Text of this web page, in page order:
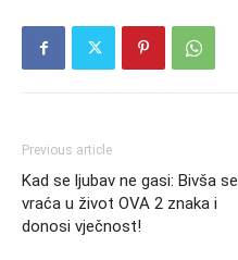
Previous article
Kad se ljubav ne gasi: Bivša se
vraća u život OVA 2 znaka i
donosi vječnost!